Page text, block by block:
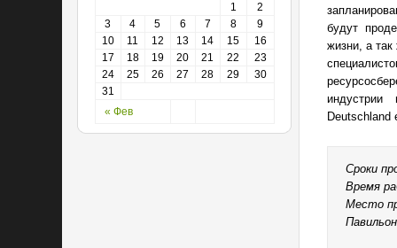
« Фев
1
2
3
4 5 6 7 8
9
10
11 12 13 14 15
16
17
18 19 20 21 22
23
24
25 26 27 28 29
30
31
будут
жизни, а
индустрии
Сроки
Время
Место